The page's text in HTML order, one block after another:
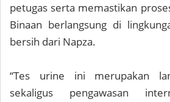
petugas serta memastikan
Binaan berlangsung di
bersih dari Napza.
“Tes urine ini merupakan
sekaligus pengawasan